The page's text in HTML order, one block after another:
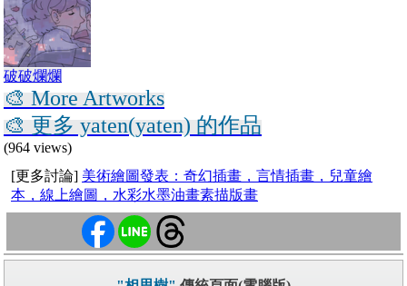
破破爛爛
🎨 More Artworks
🎨 更多 yaten(yaten) 的作品
(964 views)
[更多討論] 美術繪圖發表：奇幻插畫，言情插畫，兒童繪
本，線上繪圖，水彩水墨油畫素描版畫